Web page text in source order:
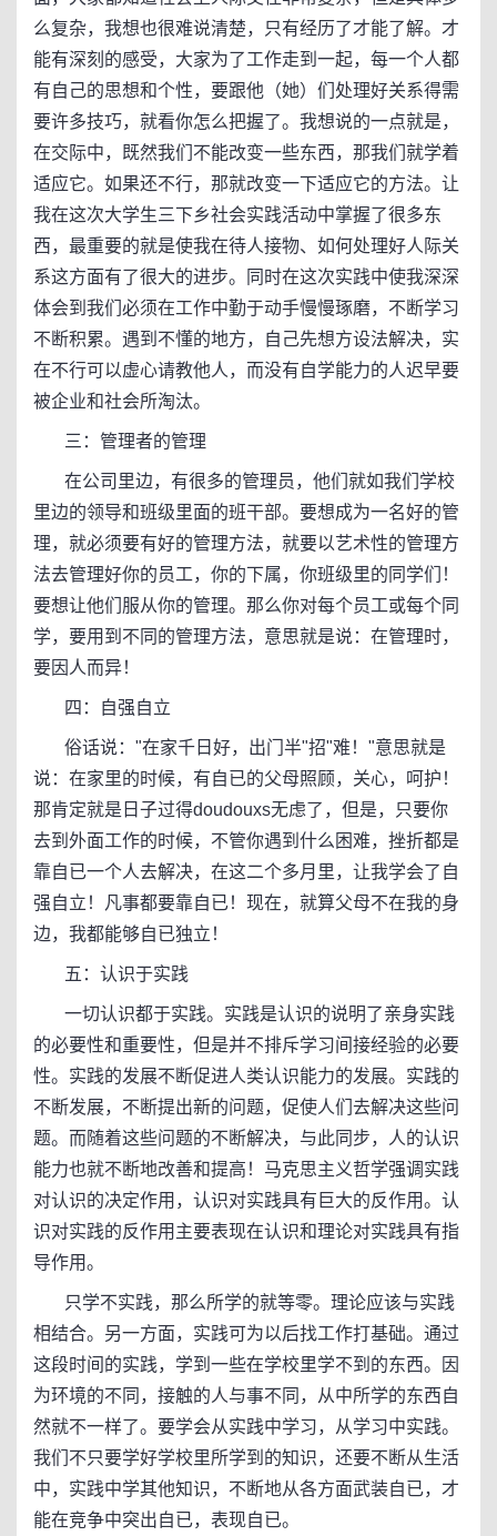
么复杂，我想也很难说清楚，只有经历了才能了解。才
能有深刻的感受，大家为了工作走到一起，每一个人都
有自己的思想和个性，要跟他（她）们处理好关系得需
要许多技巧，就看你怎么把握了。我想说的一点就是，
在交际中，既然我们不能改变一些东西，那我们就学着
适应它。如果还不行，那就改变一下适应它的方法。让
我在这次大学生三下乡社会实践活动中掌握了很多东
西，最重要的就是使我在待人接物、如何处理好人际关
系这方面有了很大的进步。同时在这次实践中使我深深
体会到我们必须在工作中勤于动手慢慢琢磨，不断学习
不断积累。遇到不懂的地方，自己先想方设法解决，实
在不行可以虚心请教他人，而没有自学能力的人迟早要
被企业和社会所淘汰。
三：管理者的管理
在公司里边，有很多的管理员，他们就如我们学校
里边的领导和班级里面的班干部。要想成为一名好的管
理，就必须要有好的管理方法，就要以艺术性的管理方
法去管理好你的员工，你的下属，你班级里的同学们！
要想让他们服从你的管理。那么你对每个员工或每个同
学，要用到不同的管理方法，意思就是说：在管理时，
要因人而异！
四：自强自立
俗话说："在家千日好，出门半"招"难！"意思就是
说：在家里的时候，有自已的父母照顾，关心，呵护！
那肯定就是日子过得doudouxs无虑了，但是，只要你
去到外面工作的时候，不管你遇到什么困难，挫折都是
靠自已一个人去解决，在这二个多月里，让我学会了自
强自立！凡事都要靠自已！现在，就算父母不在我的身
边，我都能够自已独立！
五：认识于实践
一切认识都于实践。实践是认识的说明了亲身实践
的必要性和重要性，但是并不排斥学习间接经验的必要
性。实践的发展不断促进人类认识能力的发展。实践的
不断发展，不断提出新的问题，促使人们去解决这些问
题。而随着这些问题的不断解决，与此同步，人的认识
能力也就不断地改善和提高！马克思主义哲学强调实践
对认识的决定作用，认识对实践具有巨大的反作用。认
识对实践的反作用主要表现在认识和理论对实践具有指
导作用。
只学不实践，那么所学的就等零。理论应该与实践
相结合。另一方面，实践可为以后找工作打基础。通过
这段时间的实践，学到一些在学校里学不到的东西。因
为环境的不同，接触的人与事不同，从中所学的东西自
然就不一样了。要学会从实践中学习，从学习中实践。
我们不只要学好学校里所学到的知识，还要不断从生活
中，实践中学其他知识，不断地从各方面武装自已，才
能在竞争中突出自已，表现自已。